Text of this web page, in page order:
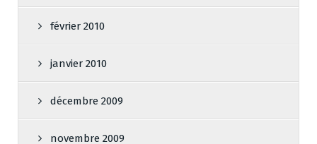
février 2010
janvier 2010
décembre 2009
novembre 2009